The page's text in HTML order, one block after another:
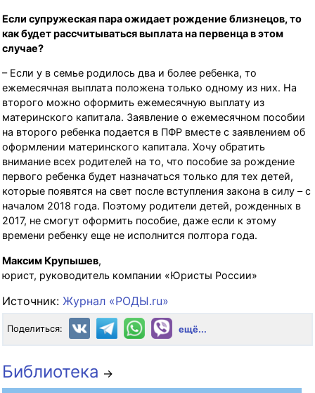
Если супружеская пара ожидает рождение близнецов, то
как будет рассчитываться выплата на первенца в этом
случае?
– Если у в семье родилось два и более ребенка, то
ежемесячная выплата положена только одному из них. На
второго можно оформить ежемесячную выплату из
материнского капитала. Заявление о ежемесячном пособии
на второго ребенка подается в ПФР вместе с заявлением об
оформлении материнского капитала. Хочу обратить
внимание всех родителей на то, что пособие за рождение
первого ребенка будет назначаться только для тех детей,
которые появятся на свет после вступления закона в силу – с
началом 2018 года. Поэтому родители детей, рожденных в
2017, не смогут оформить пособие, даже если к этому
времени ребенку еще не исполнится полтора года.
Максим Крупышев,
юрист, руководитель компании «Юристы России»
Источник: Журнал «РОДЫ.ru»
Поделиться: ещё...
Библиотека →